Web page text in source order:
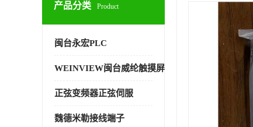
产品分类 Product
闽台永宏PLC
WEINVIEW闽台威纶触摸屏
正弦变频器正弦伺服
魏德米勒接线端子